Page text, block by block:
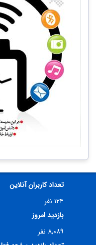
تعداد کاربران آنلاین
۱۲۴ نفر
بازدید امروز
۸,۰۸۹ نفر